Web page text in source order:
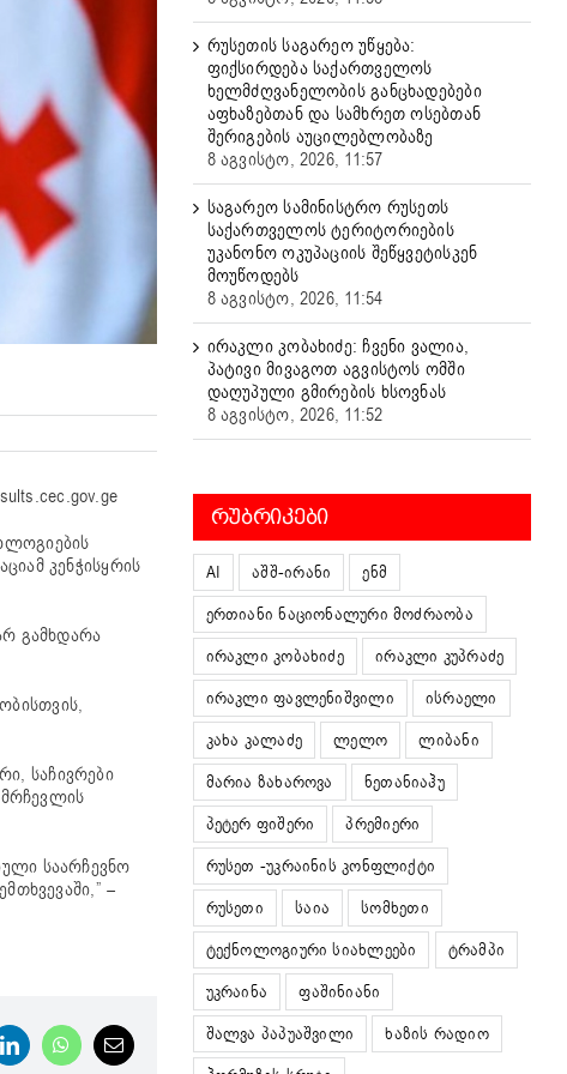
კენჭისყრის
გამხდარა
საჩივრები
საარჩევნო
–
LinkedInWhatsApp
Email
რუსეთის საგარეო უწყება:
ფიქსირდება საქართველოს
ხელმძღვანელობის განცხადებები
აფხაზებთან და სამხრეთ ოსებთან
შერიგების აუცილებლობაზე
8 აგვისტო, 2026, 11:57
საგარეო სამინისტრო რუსეთს
საქართველოს ტერიტორიების
უკანონო ოკუპაციის შეწყვეტისკენ
მოუწოდებს
8 აგვისტო, 2026, 11:54
ირაკლი კობახიძე: ჩვენი ვალია,
პატივი მივაგოთ აგვისტოს ომში
დაღუპული გმირების ხსოვნას
8 აგვისტო, 2026, 11:52
ᲠᲣᲑᲠᲘᲙᲔᲑᲘ
AI აშშ-ირანი
ენმ
ერთიანი ნაციონალური მოძრაობა
ირაკლი კობახიძე
ირაკლი კუპრაძე
ირაკლი ფავლენიშვილი
ისრაელი
კახა კალაძე
ლელო
ლიბანი
მარია ზახაროვა
ნეთანიაჰუ
პეტერ ფიშერი
პრემიერი
რუსეთ -უკრაინის კონფლიქტი
რუსეთი
საია
სომხეთი
ტექნოლოგიური სიახლეები
ტრამპი
უკრაინა
ფაშინიანი
შალვა პაპუაშვილი
ხაზის რადიო